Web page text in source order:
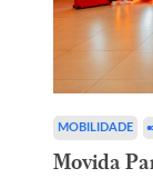
MOBILIDADE
Movida